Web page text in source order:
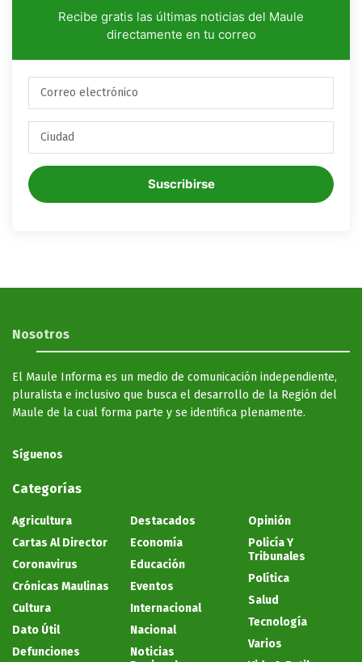
Recibe gratis las últimas noticias del Maule
directamente en tu correo
Suscribirse
Nosotros
El Maule Informa es un medio de comunicación independiente,
pluralista e inclusivo que busca el desarrollo de la Región del
Maule de la cual forma parte y se identifica plenamente.
Síguenos
Categorías
Agricultura
Cartas Al Director
Coronavirus
Crónicas Maulinas
Cultura
Dato Útil
Defunciones
Destacados
Economía
Educación
Eventos
Internacional
Nacional
Noticias
Opinión
Policía Y
Tribunales
Política
Salud
Tecnología
Varios